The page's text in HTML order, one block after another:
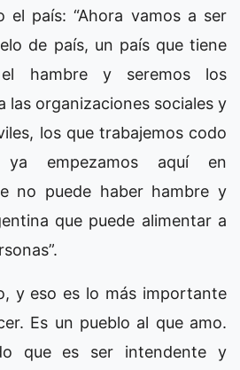
el país: “Ahora vamos a ser
de país, un país que tiene
hambre y seremos los
las organizaciones sociales y
los que trabajemos codo
empezamos aquí en
no puede haber hambre y
que puede alimentar a
y eso es lo más importante
Es un pueblo al que amo.
que es ser intendente y